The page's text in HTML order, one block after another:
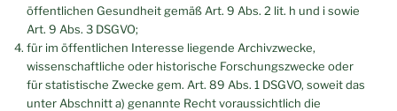
öffentlichen Gesundheit gemäß Art. 9 Abs. 2 lit. h und i sowie
Art. 9 Abs. 3 DSGVO;
für im öffentlichen Interesse liegende Archivzwecke,
wissenschaftliche oder historische Forschungszwecke oder
für statistische Zwecke gem. Art. 89 Abs. 1 DSGVO, soweit das
unter Abschnitt a) genannte Recht voraussichtlich die